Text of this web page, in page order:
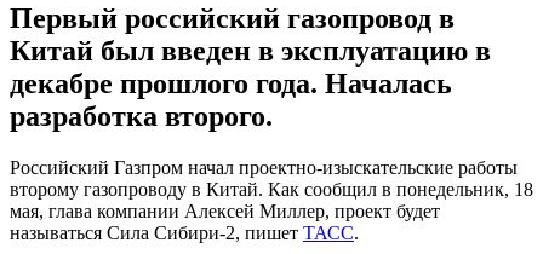
Первый российский газопровод в
Китай был введен в эксплуатацию в
декабре прошлого года. Началась
разработка второго.
Российский Газпром начал проектно-изыскательские работы
второму газопроводу в Китай. Как сообщил в понедельник, 18
мая, глава компании Алексей Миллер, проект будет
называться Сила Сибири-2, пишет ТАСС.